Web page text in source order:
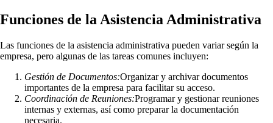
Funciones de la Asistencia Administrativa
Las funciones de la asistencia administrativa pueden variar según la
empresa, pero algunas de las tareas comunes incluyen:
Gestión de Documentos:Organizar y archivar documentos
importantes de la empresa para facilitar su acceso.
Coordinación de Reuniones:Programar y gestionar reuniones
internas y externas, así como preparar la documentación
necesaria.